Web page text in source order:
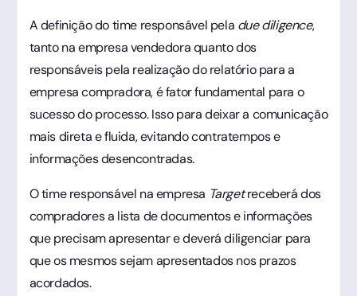
A definição do time responsável pela due diligence,
tanto na empresa vendedora quanto dos
responsáveis pela realização do relatório para a
empresa compradora, é fator fundamental para o
sucesso do processo. Isso para deixar a comunicação
mais direta e fluida, evitando contratempos e
informações desencontradas.
O time responsável na empresa Targetreceberá dos
compradores a lista de documentos e informações
que precisam apresentar e deverá diligenciar para
que os mesmos sejam apresentados nos prazos
acordados.